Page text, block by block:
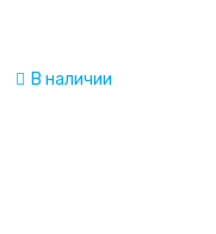
В наличии